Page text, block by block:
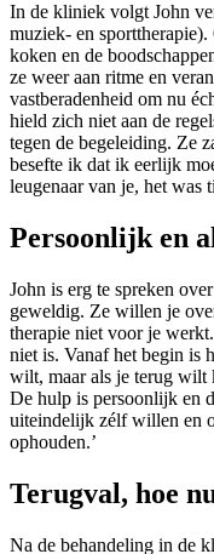
In de kliniek volgt John
muziek- en
koken en de
ze weer aan ritme en
vastberadenheid om nu
hield zich niet aan de
tegen de begeleiding. Ze
besefte ik dat ik eerlijk
leugenaar van je, het was
Persoonlijk en
John is erg te spreken
geweldig. Ze willen je
therapie niet voor je
niet is. Vanaf het begin is
wilt, maar als je terug wilt
De hulp is persoonlijk en
uiteindelijk zélf willen en
ophouden.’
Terugval, hoe
Na de behandeling in de